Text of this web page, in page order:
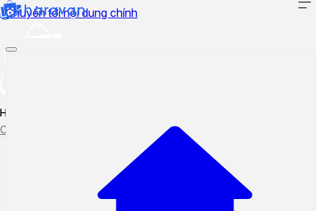
Chuyển tới nội dung chính
Hướng dẫn sử dụng
Cập nhật tính năng mới
Theo dõi ticket